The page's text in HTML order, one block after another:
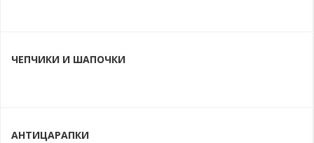
ЧЕПЧИКИ И ШАПОЧКИ
АНТИЦАРАПКИ